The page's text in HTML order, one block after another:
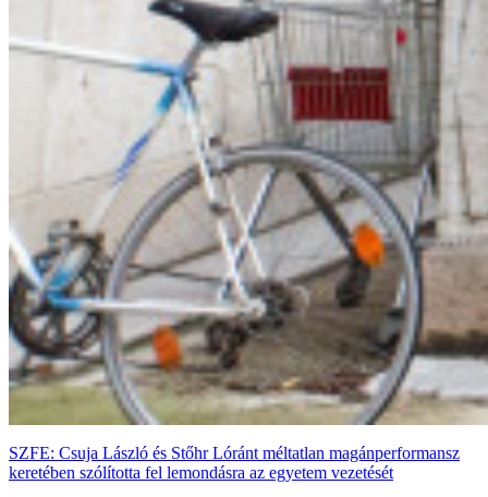
SZFE: Csuja László és Stőhr Lóránt méltatlan magánperformansz
keretében szólította fel lemondásra az egyetem vezetését